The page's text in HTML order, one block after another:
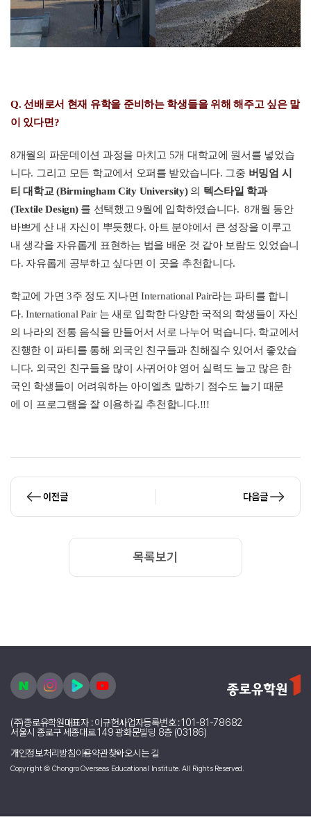
Q.선배로서 현재 유학을 준비하는 학생들을 위해 해주고 싶은 말
이 있다면?
8개월의 파운데이션 과정을 마치고 5개 대학교에 원서를 넣었습
니다. 그리고 모든 학교에서 오퍼를 받았습니다. 그중 버밍엄 시
티 대학교 (Birmingham City University) 의 텍스타일 학과
(Textile Design) 를 선택했고 9월에 입학하였습니다.8개월 동안
바쁘게 산 내 자신이 뿌듯했다. 아트 분야에서 큰 성장을 이루고
내 생각을 자유롭게 표현하는 법을 배운 것 같아 보람도 있었습니
다. 자유롭게 공부하고 싶다면 이 곳을 추천합니다.
학교에 가면 3주 정도 지나면 International Pair라는 파티를 합니
다. International Pair 는 새로 입학한 다양한 국적의 학생들이 자신
의 나라의 전통 음식을 만들어서 서로 나누어 먹습니다. 학교에서
진행한 이 파티를 통해 외국인 친구들과 친해질수 있어서 좋았습
니다. 외국인 친구들을 많이 사귀어야 영어 실력도 늘고 많은 한
국인 학생들이 어려워하는 아이엘츠 말하기 점수도 늘기 때문
에 이 프로그램을 잘 이용하길 추천합니다.!!!
이전글 다음글
목록보기
(주)종로유학원대표자 : 이규헌사업자등록번호 : 101-81-78682
서울시 종로구 세종대로 149 광화문빌딩 8층 (03186)
개인정보처리방침이용약관찾아오시는 길
Copyright © Chongro Overseas Educational Institute. All Rights Reserved.